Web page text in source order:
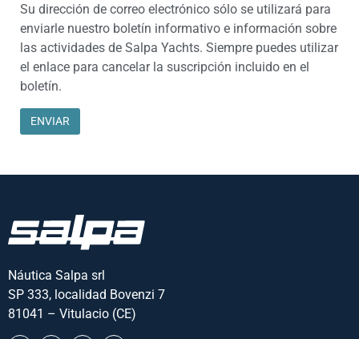
Su dirección de correo electrónico sólo se utilizará para
enviarle nuestro boletín informativo e información sobre
las actividades de Salpa Yachts. Siempre puedes utilizar
el enlace para cancelar la suscripción incluido en el
boletín.
Náutica Salpa srl
SP 333, localidad Bovenzi 7
81041 – Vitulacio (CE)